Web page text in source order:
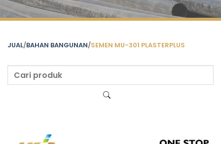
JUAL/BAHAN BANGUNAN/SEMEN MU-301 PLASTERPLUS